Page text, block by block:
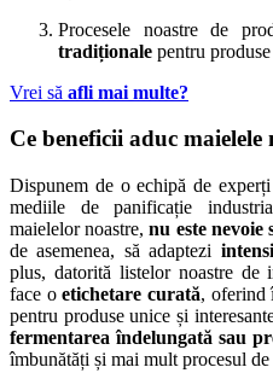
Procesele noastre de
tradiționale pentru
Vrei să afli mai multe?
Ce beneficii aduc maielele
Dispunem de o echipă de
mediile de panificație
maielelor noastre,nu este nevoie
de asemenea, să adaptezi
plus, datorită listelor noastre de
face oetichetare curată, oferind
pentru produse unice și
fermentarea îndelungată sau
îmbunătăți și mai mult procesul de